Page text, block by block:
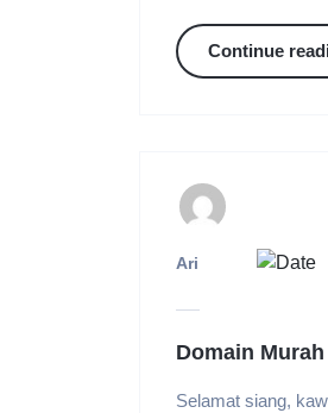
Continue
Ari
Domain
Selamat siang,